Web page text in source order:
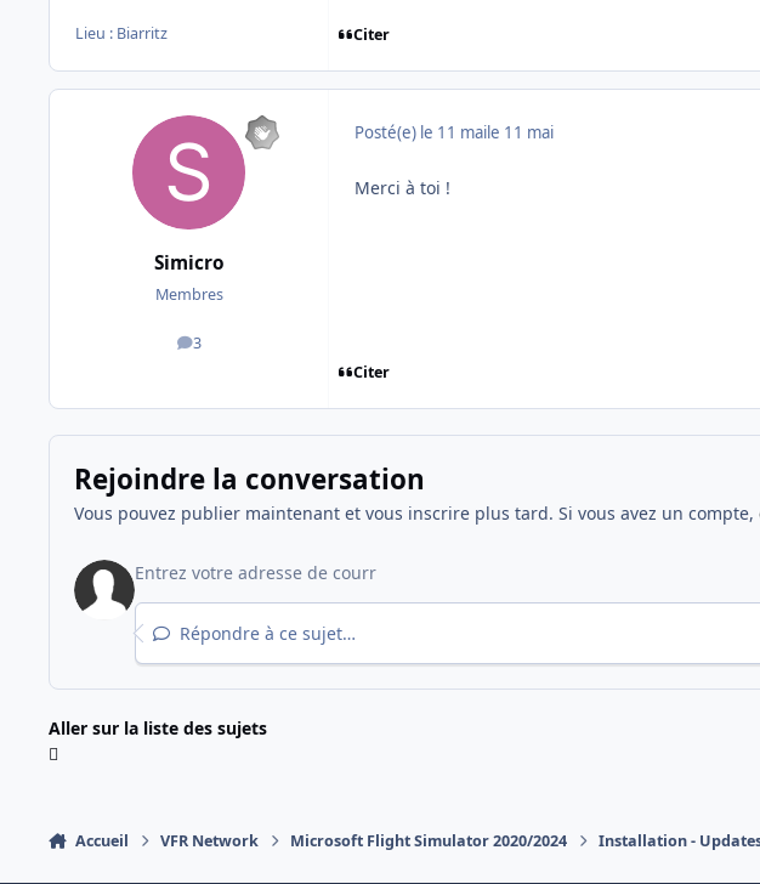
Lieu : Biarritz Citer
Simicro
Membres
3
messages
Posté(e) le 11 maile 11 mai
Merci à toi !
Citer
Rejoindre la conversation
Vous pouvez publier maintenant et vous inscrire plus tard. Si vous avez un compte,
Répondre à ce sujet…
Aller sur la liste des sujets
Accueil VFR Network Microsoft Flight Simulator 2020/2024 Installation -